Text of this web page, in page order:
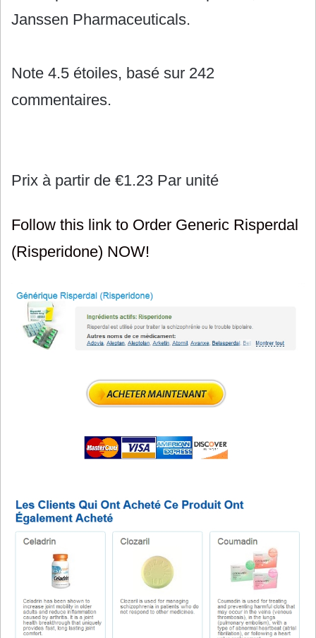
Janssen Pharmaceuticals.
Note 4.5 étoiles, basé sur 242
commentaires.
Prix à partir de €1.23 Par unité
Follow this link to Order Generic Risperdal
(Risperidone) NOW!